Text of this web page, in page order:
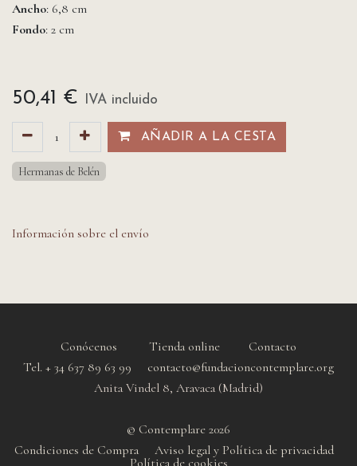
Ancho: 6,8 cm
Fondo: 2 cm
50,41 € IVA incluido
AÑADIR A LA CESTA​​
Hermanas de Belén
Información sobre el envío
Conócenos Tienda online
Contacto
Tel. + 34 637 89 63 99 contacto@fundacioncontemplare.org
Anita Vindel 8, Aravaca (Madrid)
© Contemplare 2026
Condiciones de Compra
Aviso legal y Política de privacidad